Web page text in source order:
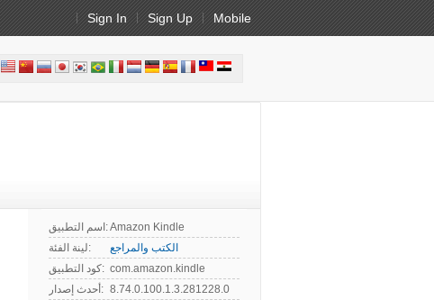
Sign In Sign Up Mobile
اسم التطبيق:Amazon Kindle
لينة الفئة:
الكتب والمراجع
كود التطبيق: com.amazon.kindle
أحدث إصدار: 8.74.0.100.1.3.281228.0